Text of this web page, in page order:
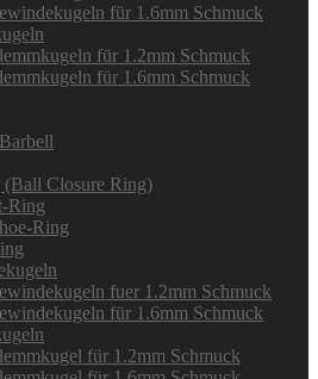
für 1.6mm Schmuck
für 1.2mm Schmuck
für 1.6mm Schmuck
Closure Ring)
Ring
Ring
fuer 1.2mm Schmuck
für 1.6mm Schmuck
für 1.2mm Schmuck